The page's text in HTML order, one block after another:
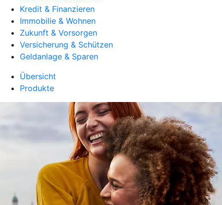
Kredit & Finanzieren
Immobilie & Wohnen
Zukunft & Vorsorgen
Versicherung & Schützen
Geldanlage & Sparen
Übersicht
Produkte